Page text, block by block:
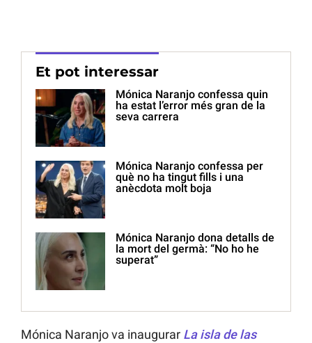
Et pot interessar
Mónica Naranjo confessa quin
ha estat l’error més gran de la
seva carrera
Mónica Naranjo confessa per
què no ha tingut fills i una
anècdota molt boja
Mónica Naranjo dona detalls de
la mort del germà: “No ho he
superat”
Mónica Naranjo va inaugurar La isla de las